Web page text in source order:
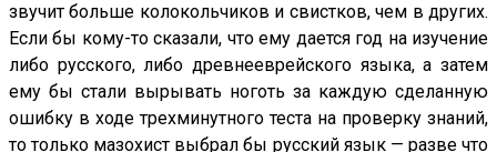
звучит больше колокольчиков и свистков, чем в других.
Если бы кому-то сказали, что ему дается год на изучение
либо русского, либо древнееврейского языка, а затем
ему бы стали вырывать ноготь за каждую сделанную
ошибку в ходе трехминутного теста на проверку знаний,
то только мазохист выбрал бы русский язык — разве что